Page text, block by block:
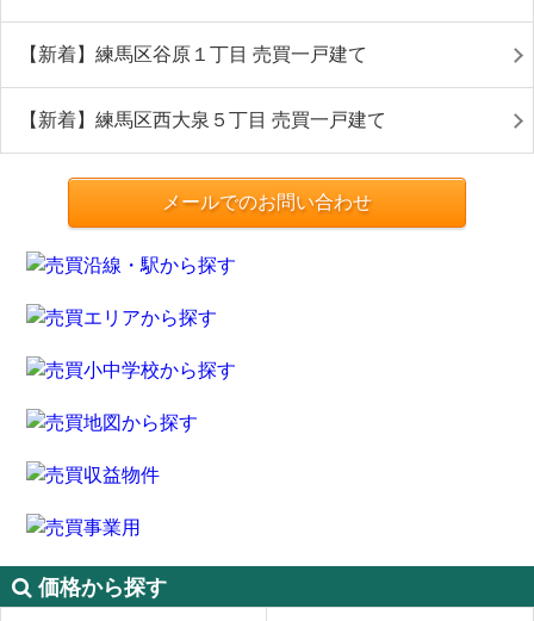
【新着】練馬区谷原１丁目 売買一戸建て
【新着】練馬区西大泉５丁目 売買一戸建て
メールでのお問い合わせ
価格から探す